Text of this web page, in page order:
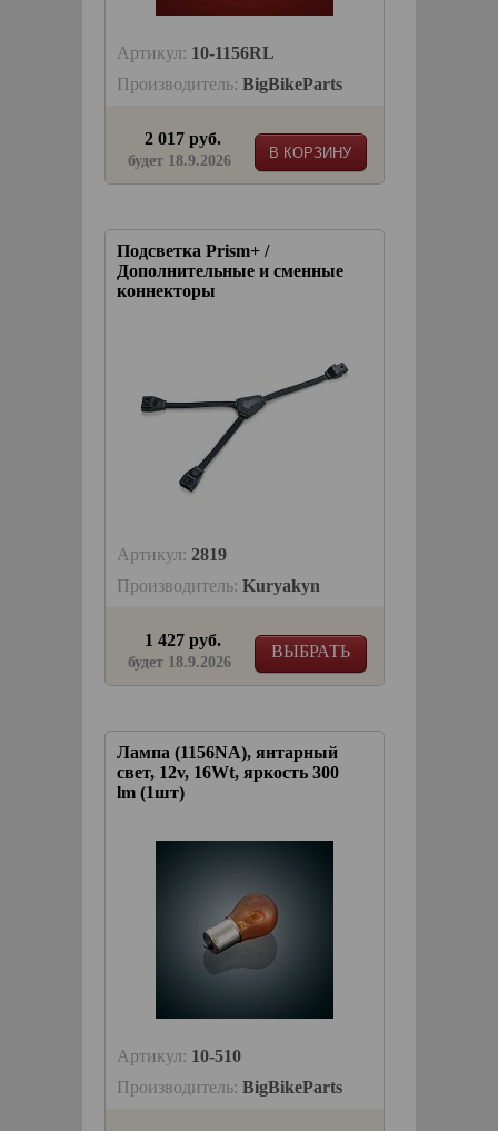
Артикул: 10-1156RL
Производитель: BigBikeParts
В КОРЗИНУ
2 017 руб.
будет 18.9.2026
Подсветка Prism+ /
Дополнительные и сменные
коннекторы
Артикул: 2819
Производитель: Kuryakyn
ВЫБРАТЬ
1 427 руб.
будет 18.9.2026
Лампа (1156NA), янтарный
свет, 12v, 16Wt, яркость 300
lm (1шт)
Артикул: 10-510
Производитель: BigBikeParts